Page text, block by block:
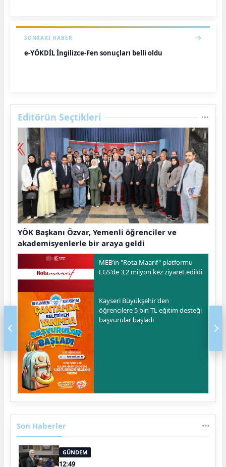
SONRAKI HABER
e-YÖKDİL İngilizce-Fen sonuçları belli oldu
Editörün Seçtikleri
YÖK Başkanı Özvar, Yemenli öğrenciler ve
akademisyenlerle bir araya geldi
MEB’in "Rota Maarif" platformu
LGS'de 3,2 milyon kez ziyaret edildi
Kayseri Büyükşehir'den
öğrencilere 5 bin TL eğitim desteği
başvurular başladı
Son Haberler
GÜNDEM
12:49